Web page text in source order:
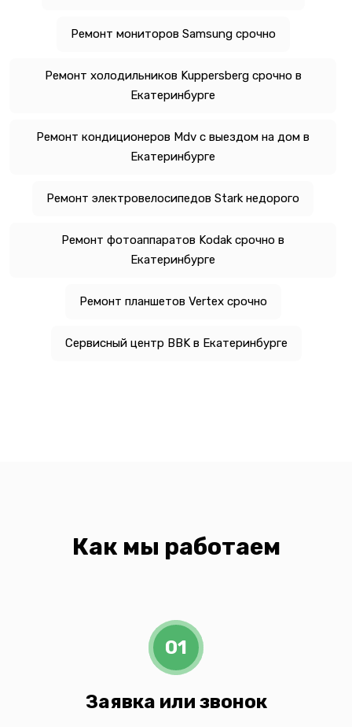
Ремонт мониторов Samsung срочно
Ремонт холодильников Kuppersberg срочно в
Екатеринбурге
Ремонт кондиционеров Mdv с выездом на дом в
Екатеринбурге
Ремонт электровелосипедов Stark недорого
Ремонт фотоаппаратов Kodak срочно в
Екатеринбурге
Ремонт планшетов Vertex срочно
Сервисный центр BBK в Екатеринбурге
Как мы работаем
01
Заявка или звонок